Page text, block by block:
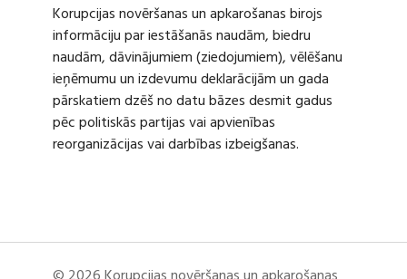
Korupcijas novēršanas un apkarošanas birojs
informāciju par iestāšanās naudām, biedru
naudām, dāvinājumiem (ziedojumiem), vēlēšanu
ieņēmumu un izdevumu deklarācijām un gada
pārskatiem dzēš no datu bāzes desmit gadus
pēc politiskās partijas vai apvienības
reorganizācijas vai darbības izbeigšanas.